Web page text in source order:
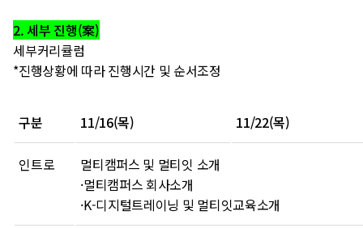
2. 세부 진행(案)
세부커리큘럼
*진행상황에 따라 진행시간 및 순서조정
구분 11/16(목) 11/22(목)
인트로
멀티캠퍼스 및 멀티잇 소개
·멀티캠퍼스 회사소개
·K-디지털트레이닝 및 멀티잇교육소개